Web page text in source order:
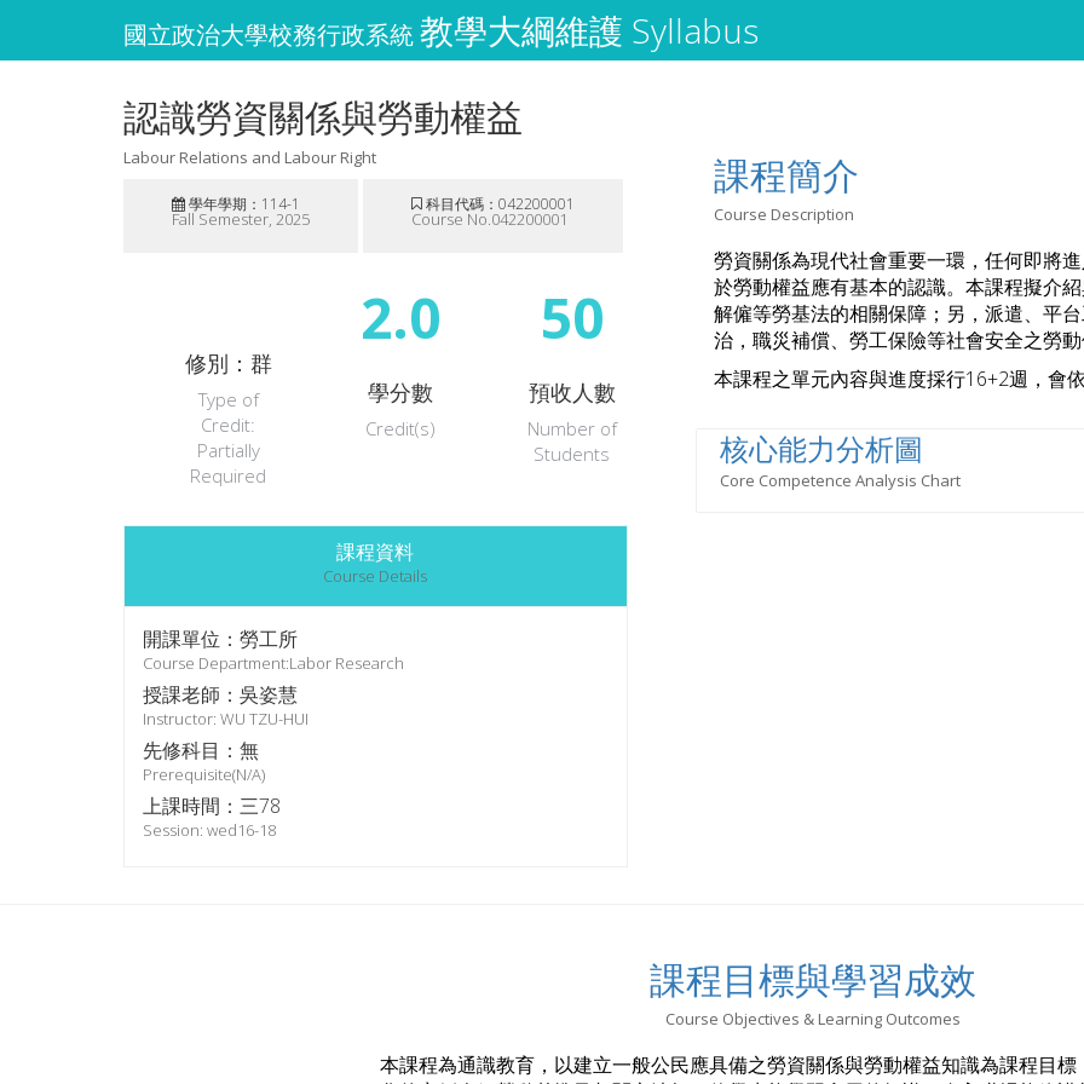
國立政治大學校務行政系統教學大綱維護 Syllabus
認識勞資關係與勞動權益
Labour Relations and Labour Right
學年學期：114-1
Fall Semester, 2025
科目代碼：042200001
Course No.042200001
修別：群
Type of
Credit:
Partially
Required
2.0
學分數
Credit(s)
50
預收人數
Number of
Students
課程資料
Course Details
開課單位：勞工所
Course Department:Labor Research
授課老師：吳姿慧
Instructor: WU TZU-HUI
先修科目：無
Prerequisite(N/A)
上課時間：三78
Session: wed16-18
課程簡介
Course Description
勞資關係為現代社會重要一環，任何即將
於勞動權益應有基本的認識。本課程擬介
解僱等勞基法的相關保障；另，派遣、平
治，職災補償、勞工保險等社會安全之勞動
本課程之單元內容與進度採行16+2週，會
核心能力分析圖
Core Competence Analysis Chart
課程目標與學習成效
Course Objectives & Learning Outcomes
本課程為通識教育，以建立一般公民應具備之勞資關係與勞動權益知識為課程目